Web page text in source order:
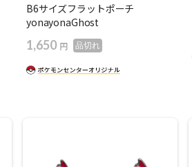
B6サイズフラットポーチ
yonayonaGhost
1,650 円 品切れ